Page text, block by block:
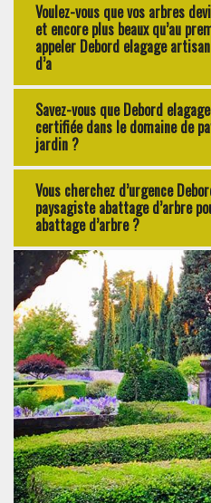
Voulez-vous que vos arbres
et encore plus beaux qu’au
appeler Debord elagage
d’a
Savez-vous que Debord
certifiée dans le domaine de
jardin ?
Vous cherchez d’urgence
paysagiste abattage d’arbre
abattage d’arbre ?